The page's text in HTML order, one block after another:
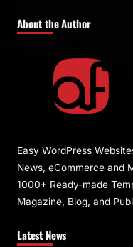
About the Author
Easy WordPress
News, eCommerce and
1000+ Ready-made
Magazine, Blog, and
Latest News